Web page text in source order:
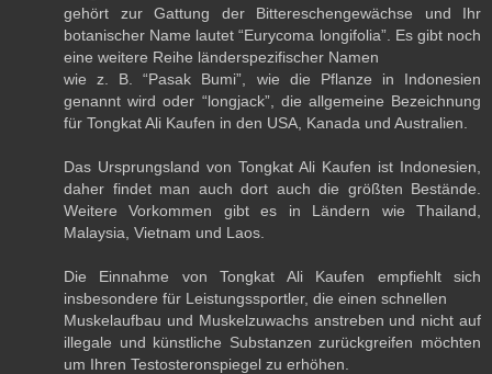
gehört zur Gattung der Bittereschengewächse und Ihr
botanischer Name lautet “Eurycoma longifolia”. Es gibt noch
eine weitere Reihe länderspezifischer Namen
wie z. B. “Pasak Bumi”, wie die Pflanze in Indonesien
genannt wird oder “longjack”, die allgemeine Bezeichnung
für Tongkat Ali Kaufen in den USA, Kanada und Australien.
Das Ursprungsland von Tongkat Ali Kaufen ist Indonesien,
daher findet man auch dort auch die größten Bestände.
Weitere Vorkommen gibt es in Ländern wie Thailand,
Malaysia, Vietnam und Laos.
Die Einnahme von Tongkat Ali Kaufen empfiehlt sich
insbesondere für Leistungssportler, die einen schnellen
Muskelaufbau und Muskelzuwachs anstreben und nicht auf
illegale und künstliche Substanzen zurückgreifen möchten
um Ihren Testosteronspiegel zu erhöhen.